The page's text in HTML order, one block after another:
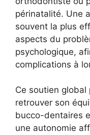
périnatalité. Une
souvent la plus
aspects du
psychologique,
complications à
Ce soutien global
retrouver son
bucco-dentaires
une autonomie